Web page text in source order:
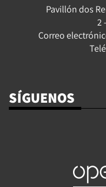
Pavillón dos
2
Correo
SÍGUENOS